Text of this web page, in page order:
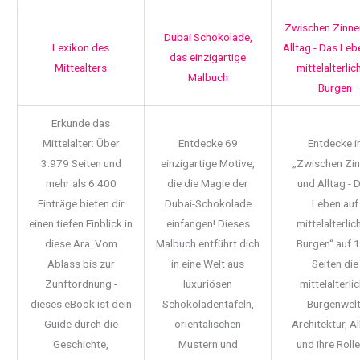
Lexikon des
Mittealters
Dubai Schokolade,
das einzigartige
Malbuch
Zwischen
Alltag - Das
Burgen
Erkunde das
Mittelalter: Über
3.979 Seiten und
mehr als 6.400
Einträge bieten dir
einen tiefen Einblick in
diese Ära. Vom
Ablass bis zur
Zunftordnung -
dieses eBook ist dein
Guide durch die
Geschichte,
Entdecke 69
einzigartige Motive,
die die Magie der
Dubai-Schokolade
einfangen! Dieses
Malbuch entführt dich
in eine Welt aus
luxuriösen
Schokoladentafeln,
orientalischen
Mustern und
Entdecke
„Zwischen
und Alltag -
Leben auf
Burgen“ auf
Seiten die
Architektur,
und ihre